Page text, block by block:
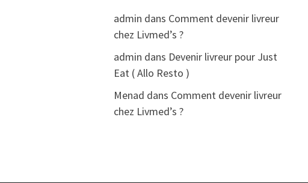
admin dans Comment devenir livreur
chez Livmed’s ?
admin dans Devenir livreur pour Just
Eat ( Allo Resto )
Menad dans Comment devenir livreur
chez Livmed’s ?